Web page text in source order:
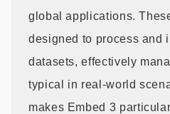
global applications.
designed to process and
datasets, effectively
typical in real-world
makes Embed 3